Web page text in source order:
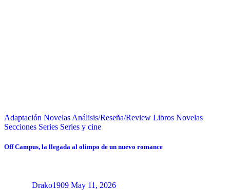
Adaptación Novelas Análisis/Reseña/Review Libros Novelas
Secciones Series Series y cine
Off Campus, la llegada al olimpo de un nuevo romance
Drako1909 May 11, 2026